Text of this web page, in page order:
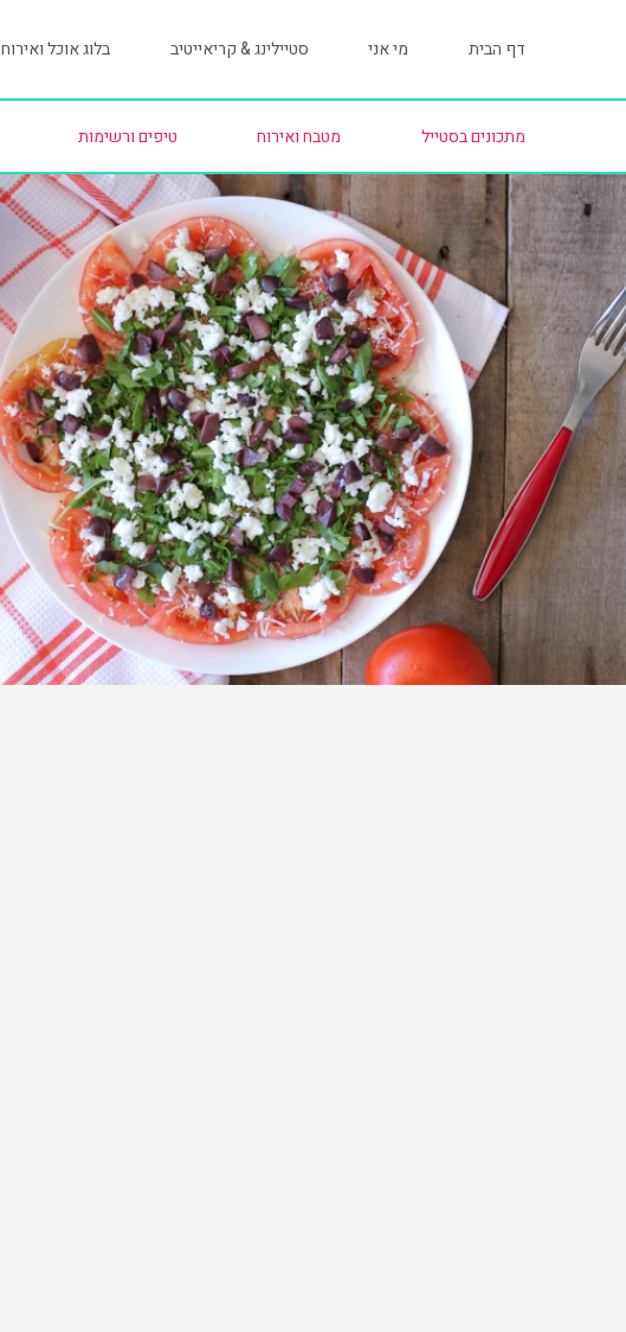
דף הבית מי אני סטיילינג & קריאייטיב בלוג אוכל ואירוח
מתכונים בסטייל מטבח ואירוח טיפים ורשימות